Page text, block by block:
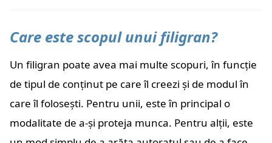
Care este scopul unui filigran?
Un filigran poate avea mai multe scopuri, în funcție
de tipul de conținut pe care îl creezi și de modul în
care îl folosești. Pentru unii, este în principal o
modalitate de a-și proteja munca. Pentru alții, este